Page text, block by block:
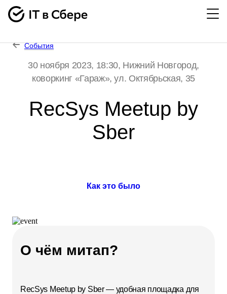
События
30 ноября 2023, 18:30, Нижний Новгород,
коворкинг «Гараж», ул. Октябрьская, 35
RecSys Meetup by
Sber
Как это было
О чём митап?
RecSys Meetup by Sber — удобная площадка для